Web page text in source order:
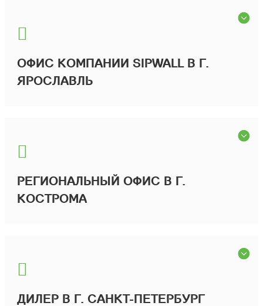
ОФИС КОМПАНИИ SIPWALL В Г.
ЯРОСЛАВЛЬ
РЕГИОНАЛЬНЫЙ ОФИС В Г.
КОСТРОМА
ДИЛЕР В Г. САНКТ-ПЕТЕРБУРГ